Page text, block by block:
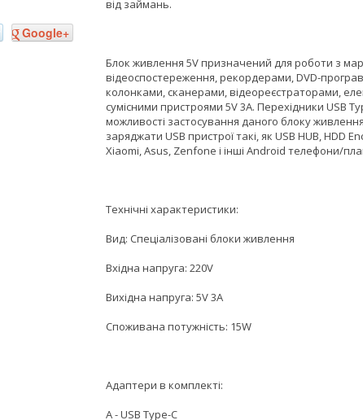
Google+
від займань.
Блок живлення 5V призначений для роботи з
відеоспостереження, рекордерами, DVD-
колонками, сканерами, відеореєстраторами,
сумісними пристроями 5V 3A. Перехідники USB
можливості застосування даного блоку
заряджати USB пристрої такі, як USB HUB, HDD
Xiaomi, Asus, Zenfone і інші Android телефони/
Технічні характеристики:
Вид: Спеціалізовані блоки живлення
Вхідна напруга: 220V
Вихідна напруга: 5V 3А
Споживана потужність: 15W
Адаптери в комплекті:
A - USB Type-C